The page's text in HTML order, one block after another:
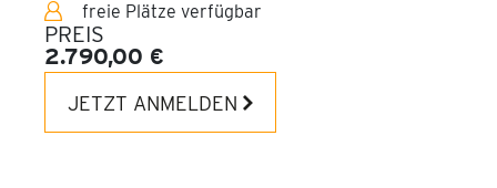
freie Plätze verfügbar
PREIS
2.790,00 €
JETZT ANMELDEN